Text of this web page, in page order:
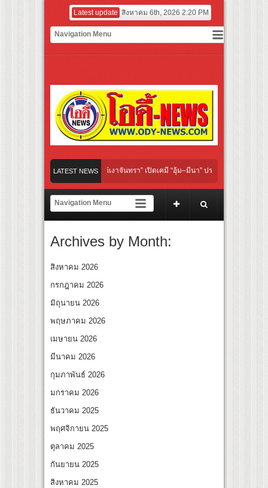
Latest update สิงหาคม 6th, 2026 2:20 PM
LATEST NEWS
“Under Her Rules ใต้เงาจันทรา” เปิดเคมี “อุ้ม–มีนา” ประกบคู่ครั้งสำคัญ ชวนแฟนปั
เลิกอาย เลิกเงียบ เลิกชะล่าใจ” เรื่อง HPV ในแคมเปญ “HPV ไม่เป็นไร…ไม่ได้”
เชียร์ สู่ทีมชาติไทย ชวนแฟนลูกยางใกล้ชิดนักตบสาวทีมชาติไทย 15 ส.ค.นี้
งระดับโลก “ปู่ม่านย่าม่าน” เรียนรู้นวัตกรรมผักเชียงดาใน “หอมแผ่นดินฯ”
มยักษ์ ‘คุณยายวรนาฏ’ (INHERIT) เตรียมคายตะขาบหนังไทยในรอบปฐมทัศน์โลก ณ
สุดชีวิต โกนหัวรับบทแม่ชี นำทีมนักแสดงประชันความสยอง!
“Under Her Rules ใต้เงาจันทรา” เปิดเคมี “อุ้ม–มีนา” ประกบคู่ครั้งสำคัญ ชวนแฟนปั
Archives by Month:
สิงหาคม 2026
กรกฎาคม 2026
มิถุนายน 2026
พฤษภาคม 2026
เมษายน 2026
มีนาคม 2026
กุมภาพันธ์ 2026
มกราคม 2026
ธันวาคม 2025
พฤศจิกายน 2025
ตุลาคม 2025
กันยายน 2025
สิงหาคม 2025